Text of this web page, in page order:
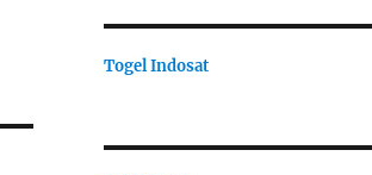
Togel Indosat